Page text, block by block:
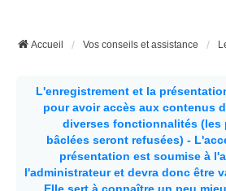
Accueil Vos conseils et assistance
L'enregistrement et la
pour avoir accès aux contenus
diverses fonctionnalités (les
bâclées seront refusées) -
présentation est soumise à
l'administrateur et devra donc être